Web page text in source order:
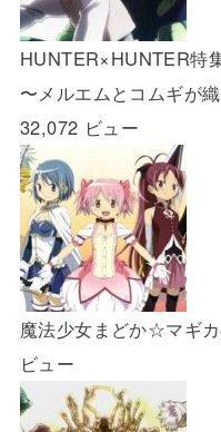
HUNTER×HUNTER特
〜メルエムとコムギが
32,072 ビュー
魔法少女まどか☆マギ
ビュー